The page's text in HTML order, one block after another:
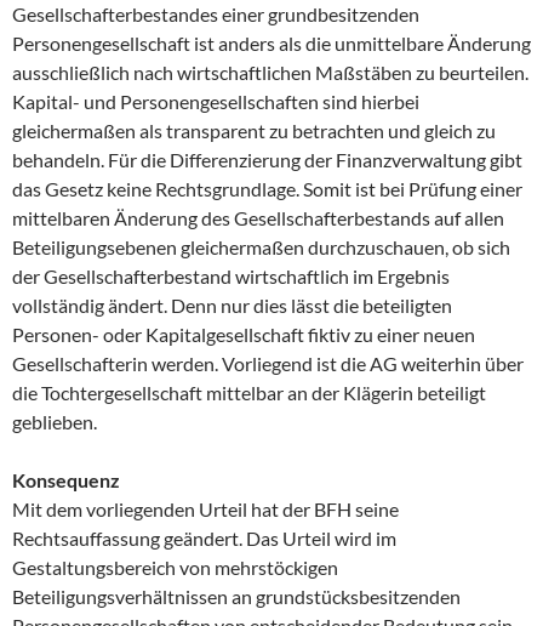
Gesellschafterbestandes einer grundbesitzenden
Personengesellschaft ist anders als die unmittelbare Änderung
ausschließlich nach wirtschaftlichen Maßstäben zu beurteilen.
Kapital- und Personengesellschaften sind hierbei
gleichermaßen als transparent zu betrachten und gleich zu
behandeln. Für die Differenzierung der Finanzverwaltung gibt
das Gesetz keine Rechtsgrundlage. Somit ist bei Prüfung einer
mittelbaren Änderung des Gesellschafterbestands auf allen
Beteiligungsebenen gleichermaßen durchzuschauen, ob sich
der Gesellschafterbestand wirtschaftlich im Ergebnis
vollständig ändert. Denn nur dies lässt die beteiligten
Personen- oder Kapitalgesellschaft fiktiv zu einer neuen
Gesellschafterin werden. Vorliegend ist die AG weiterhin über
die Tochtergesellschaft mittelbar an der Klägerin beteiligt
geblieben.
Konsequenz
Mit dem vorliegenden Urteil hat der BFH seine
Rechtsauffassung geändert. Das Urteil wird im
Gestaltungsbereich von mehrstöckigen
Beteiligungsverhältnissen an grundstücksbesitzenden